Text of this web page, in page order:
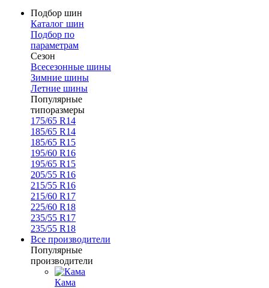
Подбор шин
Каталог шин
Подбор по
параметрам
Сезон
Всесезонные шины
Зимние шины
Летние шины
Популярные
типоразмеры
175/65 R14
185/65 R14
185/65 R15
195/60 R16
195/65 R15
205/55 R16
215/55 R16
215/60 R17
225/60 R18
235/55 R17
235/55 R18
Все производители
Популярные
производители
Кама